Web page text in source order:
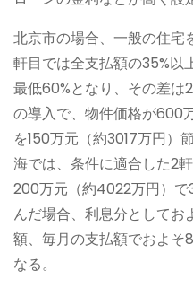
北京市の場合、一般の住宅
軒目では全支払額の35%以
最低60%となり、その差は
の導入で、物件価格が600
を150万元（約3017万円）
海では、条件に適合した2
200万元（約4022万円）
んだ場合、利息分としてお
額、毎月の支払額でおよそ
なる。